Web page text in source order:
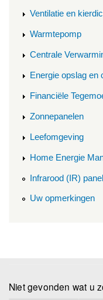
Ventilatie en
Warmtepomp
Centrale
Energie opslag en
Financiële
Zonnepanelen
Leefomgeving
Home Energie
Infrarood (IR)
Uw opmerkingen
Niet gevonden wat u